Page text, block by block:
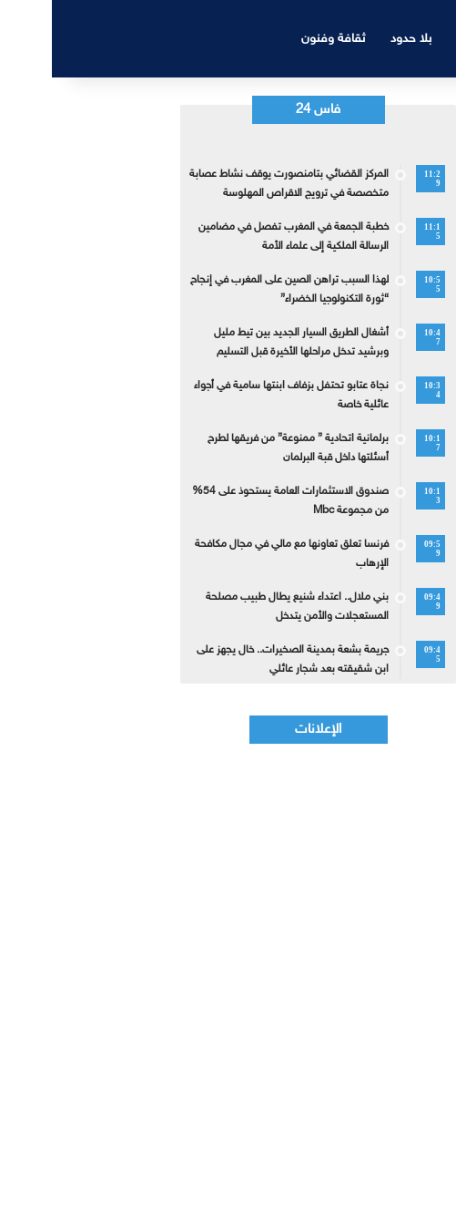
بلا حدود ثقافة وفنون
فاس 24
11:2
9
المركز القضائي بتامنصورت يوقف نشاط عصابة
متخصصة في ترويج الاقراص المهلوسة
11:1
5
خطبة الجمعة في المغرب تفصل في مضامين
الرسالة الملكية إلى علماء الأمة
10:5
5
لهذا السبب تراهن الصين على المغرب في إنجاح
“ثورة التكنولوجيا الخضراء”
10:4
7
أشغال الطريق السيار الجديد بين تيط مليل
وبرشيد تدخل مراحلها الأخيرة قبل التسليم
10:3
4
نجاة عتابو تحتفل بزفاف ابنتها سامية في أجواء
عائلية خاصة
10:1
7
برلمانية اتحادية ” ممنوعة” من فريقها لطرح
أسئلتها داخل قبة البرلمان
10:1
3
صندوق الاستثمارات العامة يستحوذ على 54%
من مجموعة Mbc
09:5
9
فرنسا تعلق تعاونها مع مالي في مجال مكافحة
الإرهاب
09:4
9
بني ملال.. اعتداء شنيع يطال طبيب مصلحة
المستعجلات والأمن يتدخل
09:4
5
جريمة بشعة بمدينة الصخيرات.. خال يجهز على
ابن شقيقته بعد شجار عائلي
الإعلانات